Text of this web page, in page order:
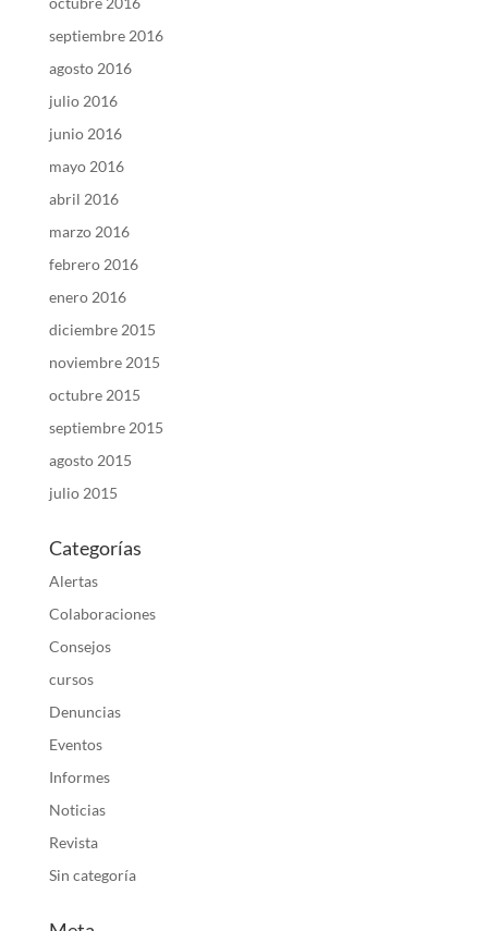
septiembre 2016
agosto 2016
julio 2016
junio 2016
mayo 2016
abril 2016
marzo 2016
febrero 2016
enero 2016
diciembre 2015
noviembre 2015
octubre 2015
septiembre 2015
agosto 2015
julio 2015
Categorías
Alertas
Colaboraciones
Consejos
cursos
Denuncias
Eventos
Informes
Noticias
Revista
Sin categoría